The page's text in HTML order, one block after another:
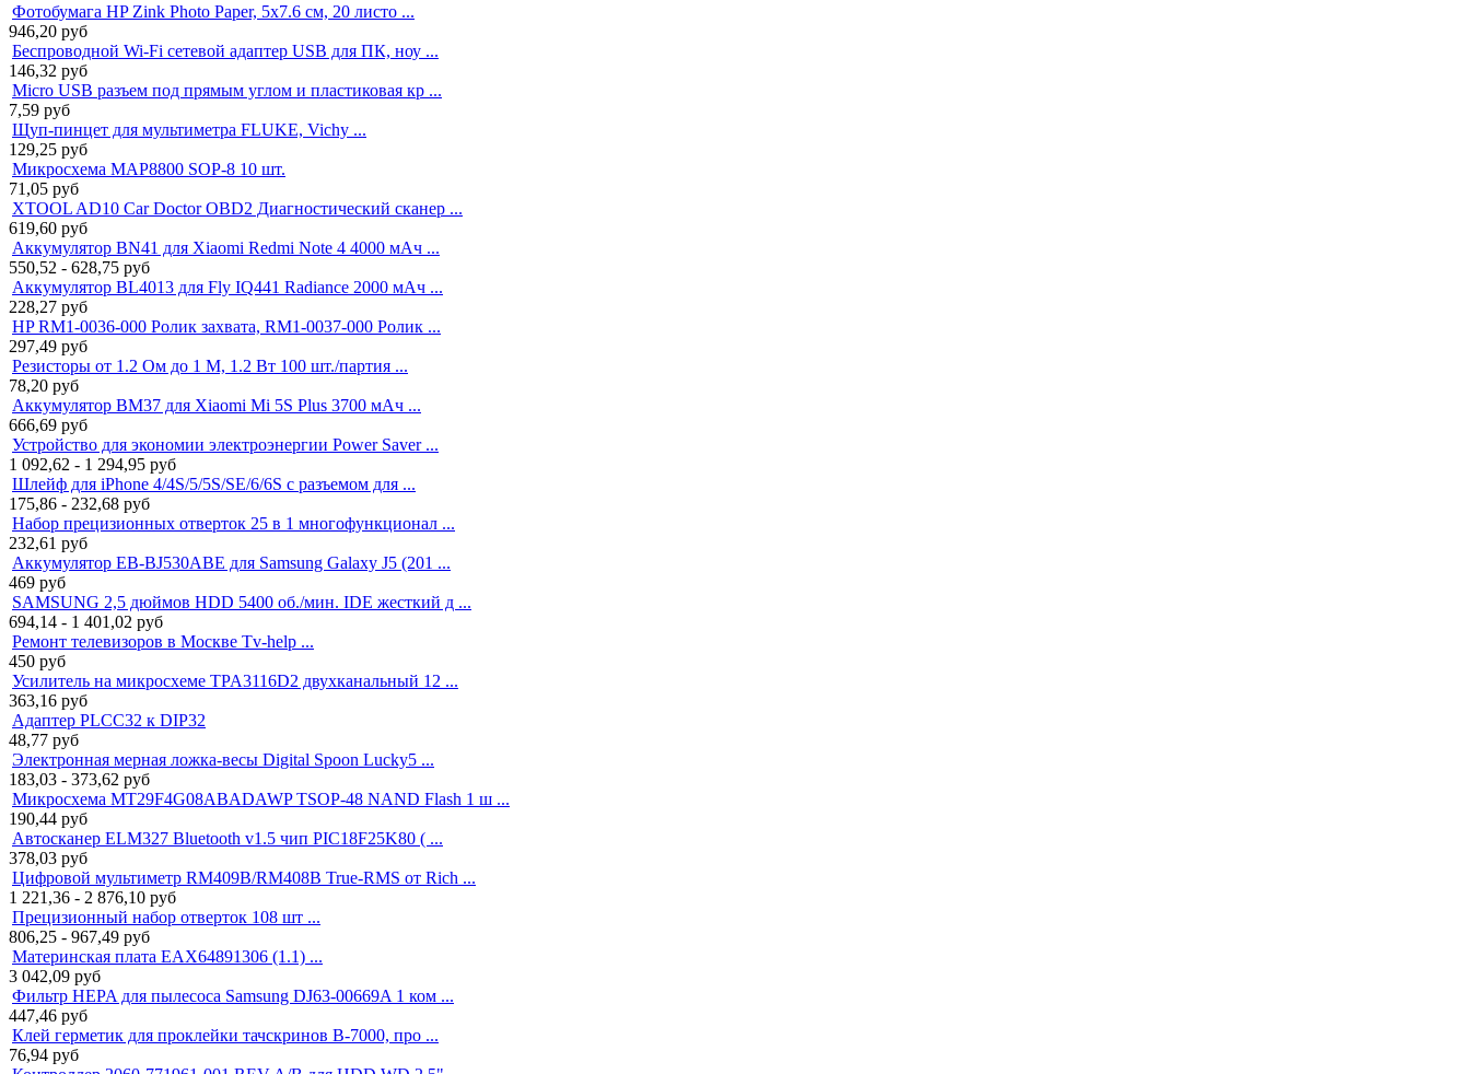
Фотобумага HP Zink Photo Paper, 5x7.6 см, 20 листо ...
946,20 руб
Беспроводной Wi-Fi сетевой адаптер USB для ПК, ноу ...
146,32 руб
Micro USB разъем под прямым углом и пластиковая кр ...
7,59 руб
Щуп-пинцет для мультиметра FLUKE, Vichy ...
129,25 руб
Микросхема MAP8800 SOP-8 10 шт.
71,05 руб
XTOOL AD10 Car Doctor OBD2 Диагностический сканер ...
619,60 руб
Аккумулятор BN41 для Xiaomi Redmi Note 4 4000 мАч ...
550,52 - 628,75 руб
Аккумулятор BL4013 для Fly IQ441 Radiance 2000 мАч ...
228,27 руб
HP RM1-0036-000 Ролик захвата, RM1-0037-000 Ролик ...
297,49 руб
Резисторы от 1.2 Ом до 1 М, 1.2 Вт 100 шт./партия ...
78,20 руб
Аккумулятор BM37 для Xiaomi Mi 5S Plus 3700 мАч ...
666,69 руб
Устройство для экономии электроэнергии Power Saver ...
1 092,62 - 1 294,95 руб
Шлейф для iPhone 4/4S/5/5S/SE/6/6S с разъемом для ...
175,86 - 232,68 руб
Набор прецизионных отверток 25 в 1 многофункционал ...
232,61 руб
Аккумулятор EB-BJ530ABE для Samsung Galaxy J5 (201 ...
469 руб
SAMSUNG 2,5 дюймов HDD 5400 об./мин. IDE жесткий д ...
694,14 - 1 401,02 руб
Ремонт телевизоров в Москве Tv-help ...
450 руб
Усилитель на микросхеме TPA3116D2 двухканальный 12 ...
363,16 руб
Адаптер PLCC32 к DIP32
48,77 руб
Электронная мерная ложка-весы Digital Spoon Lucky5 ...
183,03 - 373,62 руб
Микросхема MT29F4G08ABADAWP TSOP-48 NAND Flash 1 ш ...
190,44 руб
Автосканер ELM327 Bluetooth v1.5 чип PIC18F25K80 ( ...
378,03 руб
Цифровой мультиметр RM409B/RM408B True-RMS от Rich ...
1 221,36 - 2 876,10 руб
Прецизионный набор отверток 108 шт ...
806,25 - 967,49 руб
Материнская плата EAX64891306 (1.1) ...
3 042,09 руб
Фильтр HEPA для пылесоса Samsung DJ63-00669A 1 ком ...
447,46 руб
Клей герметик для проклейки тачскринов B-7000, про ...
76,94 руб